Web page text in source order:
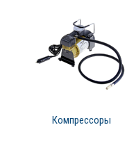
Компрессоры